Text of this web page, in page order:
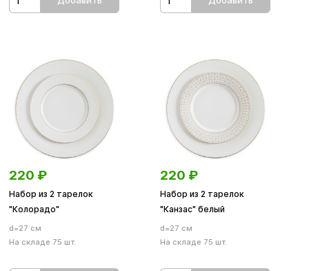
220 ₽
Набор из 2 тарелок
"Колорадо"
d=27 см
На складе 75 шт.
220 ₽
Набор из 2 тарелок
"Канзас" белый
d=27 см
На складе 75 шт.